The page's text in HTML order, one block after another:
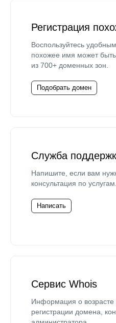
Регистрация
Воспользуйтесь
похожее имя может
из 700+ доменных зон.
Подобрать домен
Служба
Напишите, если вам
консультация по услугам.
Написать
Сервис Whois
Информация о возрасте
регистрации домена,